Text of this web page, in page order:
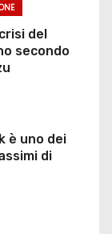
del
secondo
è uno dei
di